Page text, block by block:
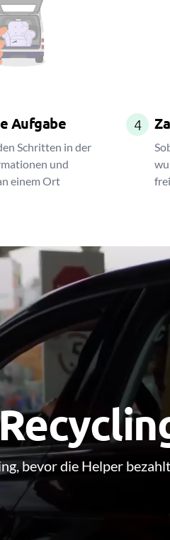
Aufgabe
Schritten in der
und
einem Ort
4
bevor die Helper